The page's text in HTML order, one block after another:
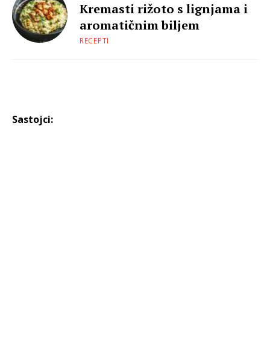
Kremasti rižoto s lignjama i
aromatičnim biljem
RECEPTI
Sastojci: